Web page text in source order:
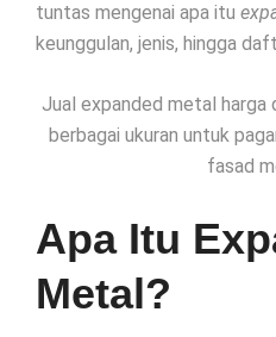
tuntas mengenai apa itu
keunggulan, jenis, hingga
Jual expanded metal harga
berbagai ukuran untuk
fasad
Apa Itu
Metal?